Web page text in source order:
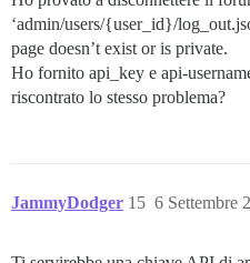
‘admin/users/{user_id}/
page doesn’t exist or is private.
Ho fornito api_key e api-
riscontrato lo stesso problema?
JammyDodger 6 Settembre
15